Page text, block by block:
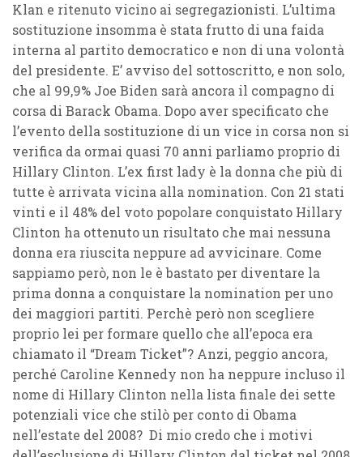
Klan e ritenuto vicino ai segregazionisti. L’ultima
sostituzione insomma è stata frutto di una faida
interna al partito democratico e non di una volontà
del presidente. E’ avviso del sottoscritto, e non solo,
che al 99,9% Joe Biden sarà ancora il compagno di
corsa di Barack Obama. Dopo aver specificato che
l’evento della sostituzione di un vice in corsa non si
verifica da ormai quasi 70 anni parliamo proprio di
Hillary Clinton. L’ex first lady è la donna che più di
tutte è arrivata vicina alla nomination. Con 21 stati
vinti e il 48% del voto popolare conquistato Hillary
Clinton ha ottenuto un risultato che mai nessuna
donna era riuscita neppure ad avvicinare. Come
sappiamo però, non le è bastato per diventare la
prima donna a conquistare la nomination per uno
dei maggiori partiti. Perchè però non scegliere
proprio lei per formare quello che all’epoca era
chiamato il “Dream Ticket”? Anzi, peggio ancora,
perché Caroline Kennedy non ha neppure incluso il
nome di Hillary Clinton nella lista finale dei sette
potenziali vice che stilò per conto di Obama
nell’estate del 2008? Di mio credo che i motivi